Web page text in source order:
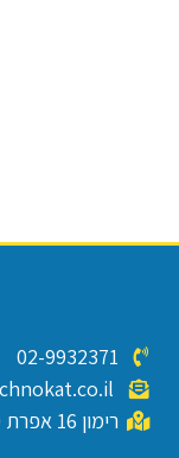
02-9932371
רימון 16 אפרת 9043500